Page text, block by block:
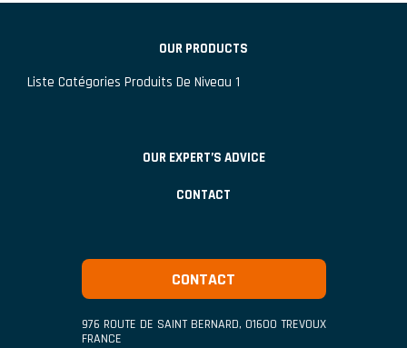
OUR PRODUCTS
Liste Catégories Produits De Niveau 1
OUR EXPERT’S ADVICE
CONTACT
CONTACT
976 ROUTE DE SAINT BERNARD, 01600 TREVOUX
FRANCE